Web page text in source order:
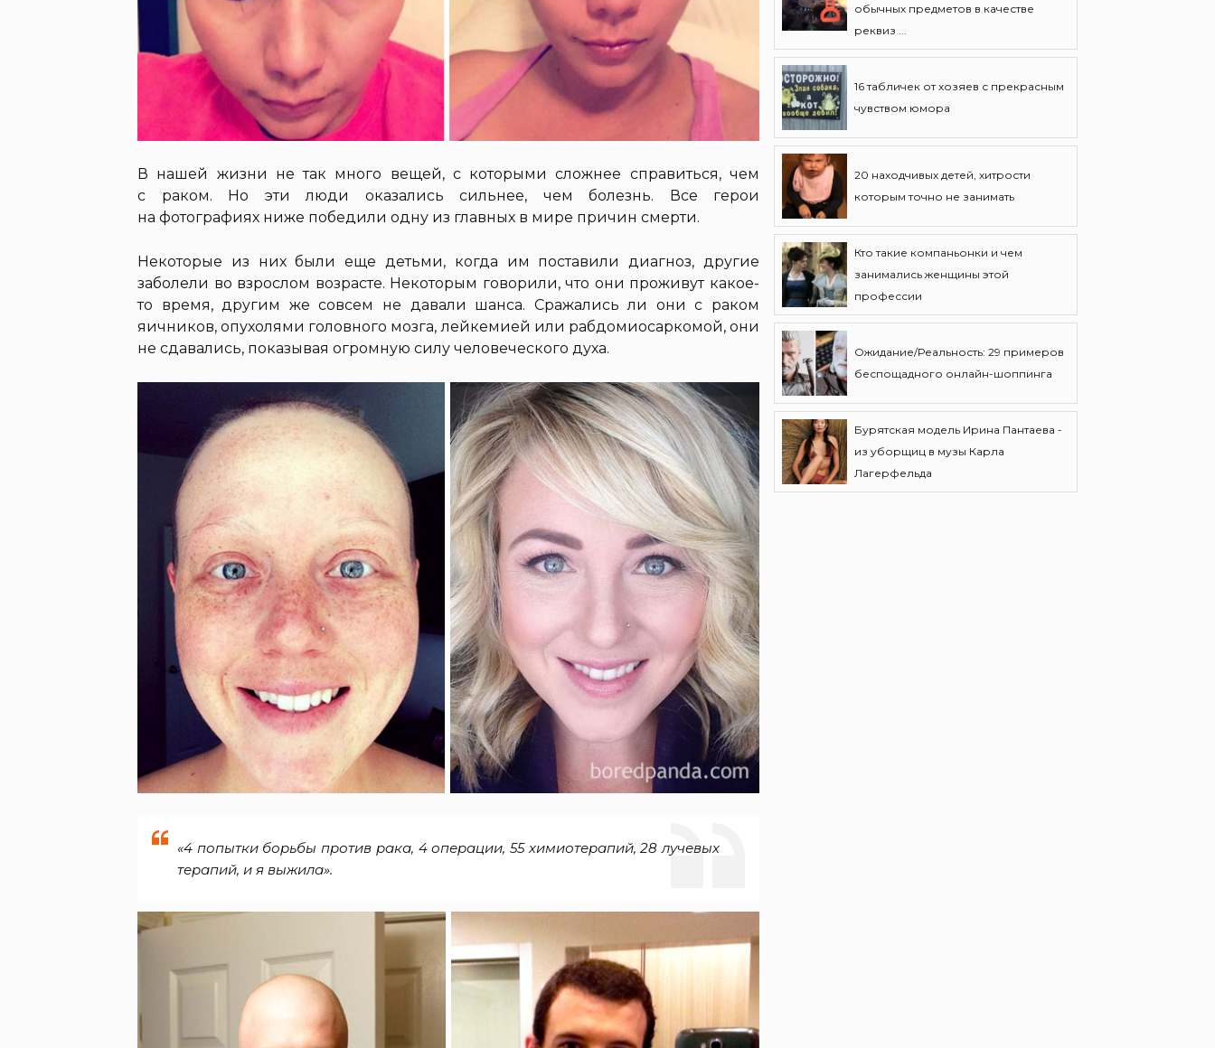
В нашей жизни не так много вещей, с которыми сложнее справиться, чем
с раком. Но эти люди оказались сильнее, чем болезнь. Все герои
на фотографиях ниже победили одну из главных в мире причин смерти.
Некоторые из них были еще детьми, когда им поставили диагноз, другие
заболели во взрослом возрасте. Некоторым говорили, что они проживут какое-
то время, другим же совсем не давали шанса. Сражались ли они с раком
яичников, опухолями головного мозга, лейкемией или рабдомиосаркомой, они
не сдавались, показывая огромную силу человеческого духа.
«4 попытки борьбы против рака, 4 операции, 55 химиотерапий, 28 лучевых
терапий, и я выжила».
обычных предметов в качестве
реквиз ...
16 табличек от хозяев с прекрасным
чувством юмора
20 находчивых детей, хитрости
которым точно не занимать
Кто такие компаньонки и чем
занимались женщины этой
профессии
Ожидание/Реальность: 29 примеров
беспощадного онлайн-шоппинга
Бурятская модель Ирина Пантаева -
из уборщиц в музы Карла
Лагерфельда